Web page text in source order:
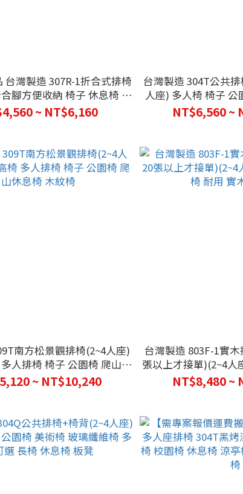
台灣製造 307R-1折合式排椅
腳方便收納 椅子 休息椅 收
折合椅 長椅 四腳椅
~ NT$6,160
台灣製造 304T公共
人座) 多人椅 椅子 公
休息椅
NT$6,560 ~
南方松景觀排椅(2~4人座)
人排椅 椅子 公園椅 爬山休
息椅 木紋椅
~ NT$10,240
台灣製造 803F-1實
張以上才接單)(2~4人
耐用 實
NT$8,480 ~